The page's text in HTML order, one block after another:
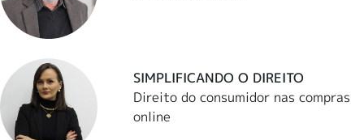
SIMPLIFICANDO O DIREITO
Direito do consumidor nas compras
online